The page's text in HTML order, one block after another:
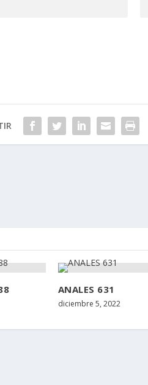
ANALES 631
diciembre 5, 2022